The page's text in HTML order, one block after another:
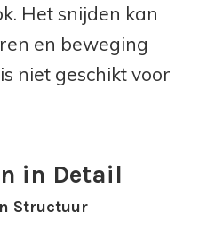
Het snijden kan
en beweging
niet geschikt voor
in Detail
Structuur